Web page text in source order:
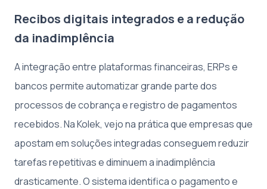
Recibos digitais integrados e a redução
da inadimplência
A integração entre plataformas financeiras, ERPs e
bancos permite automatizar grande parte dos
processos de cobrança e registro de pagamentos
recebidos. Na Kolek, vejo na prática que empresas que
apostam em soluções integradas conseguem reduzir
tarefas repetitivas e diminuem a inadimplência
drasticamente. O sistema identifica o pagamento e